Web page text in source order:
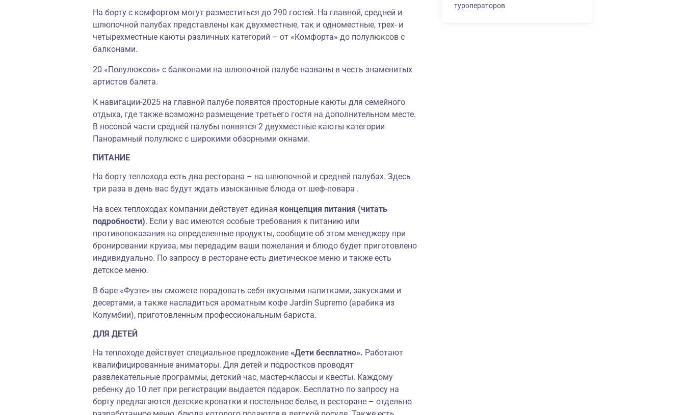
На борту с комфортом могут разместиться до 290 гостей. На главной, средней и
шлюпочной палубах представлены как двухместные, так и одноместные, трех- и
четырехместные каюты различных категорий – от «Комфорта» до полулюксов с
балконами.
20 «Полулюксов» с балконами на шлюпочной палубе названы в честь знаменитых
артистов балета.
К навигации-2025 на главной палубе появятся просторные каюты для семейного
отдыха, где также возможно размещение третьего гостя на дополнительном месте.
В носовой части средней палубы появятся 2 двухместные каюты категории
Панорамный полулюкс c широкими обзорными окнами.
ПИТАНИЕ
На борту теплохода есть два ресторана – на шлюпочной и средней палубах. Здесь
три раза в день вас будут ждать изысканные блюда от шеф-повара .
На всех теплоходах компании действует единая концепция питания (читать
подробности). Если у вас имеются особые требования к питанию или
противопоказания на определенные продукты, сообщите об этом менеджеру при
бронировании круиза, мы передадим ваши пожелания и блюдо будет приготовлено
индивидуально. По запросу в ресторане есть диетическое меню и также есть
детское меню.
В баре «Фуэте» вы сможете порадовать себя вкусными напитками, закусками и
десертами, а также насладиться ароматным кофе Jardin Supremo (арабика из
Колумбии), приготовленным профессиональным бариста.
ДЛЯ ДЕТЕЙ
На теплоходе действует специальное предложение «Дети бесплатно». Работают
квалифицированные аниматоры. Для детей и подростков проводят
развлекательные программы, детский час, мастер-классы и квесты. Каждому
ребенку до 10 лет при регистрации выдается подарок. Бесплатно по запросу на
борту предлагаются детские кроватки и постельное белье, в ресторане – отдельно
туроператоров